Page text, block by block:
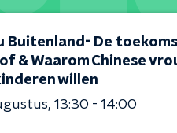
Buitenland- De
& Waarom Chinese
willen
13:30 - 14:00